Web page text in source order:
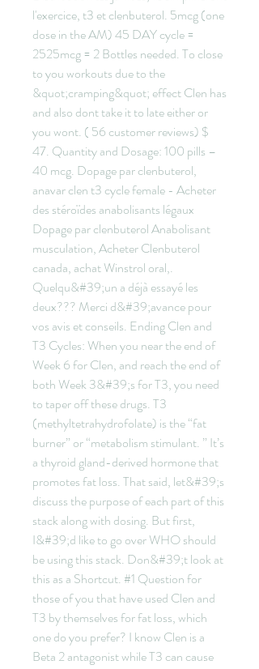
l'exercice, t3 et clenbuterol. 5mcg (one
dose in the AM) 45 DAY cycle =
2525mcg = 2 Bottles needed. To close
to you workouts due to the
&quot;cramping&quot; effect Clen has
and also dont take it to late either or
you wont. ( 56 customer reviews) $
47. Quantity and Dosage: 100 pills –
40 mcg. Dopage par clenbuterol,
anavar clen t3 cycle female - Acheter
des stéroïdes anabolisants légaux
Dopage par clenbuterol Anabolisant
musculation, Acheter Clenbuterol
canada, achat Winstrol oral,.
Quelqu&#39;un a déjà essayé les
deux??? Merci d&#39;avance pour
vos avis et conseils. Ending Clen and
T3 Cycles: When you near the end of
Week 6 for Clen, and reach the end of
both Week 3&#39;s for T3, you need
to taper off these drugs. T3
(methyltetrahydrofolate) is the “fat
burner” or “metabolism stimulant. ” It’s
a thyroid gland-derived hormone that
promotes fat loss. That said, let&#39;s
discuss the purpose of each part of this
stack along with dosing. But first,
I&#39;d like to go over WHO should
be using this stack. Don&#39;t look at
this as a Shortcut. #1 Question for
those of you that have used Clen and
T3 by themselves for fat loss, which
one do you prefer? I know Clen is a
Beta 2 antagonist while T3 can cause